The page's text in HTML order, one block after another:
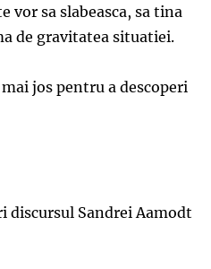
vor sa slabeasca, sa tina
de gravitatea situatiei.
jos pentru a descoperi
discursul Sandrei Aamodt